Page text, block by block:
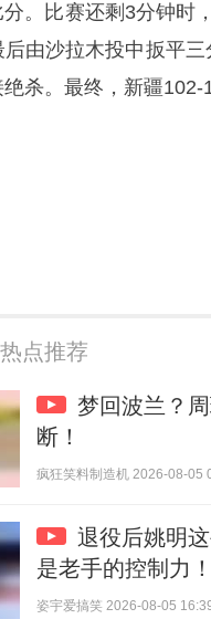
。比赛还剩3分钟时
由沙拉木投中扳平
杀。最终，新疆102-
热点推荐
梦回波兰？
断！
疯狂笑料制造机 2026-08-05
退役后姚明
是老手的控制力！
姿宇爱搞笑 2026-08-05